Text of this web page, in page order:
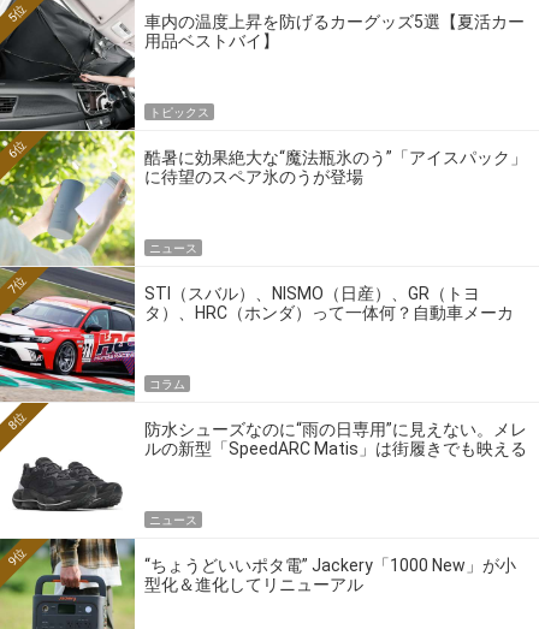
車内の温度上昇を防げるカーグッズ5選【夏活カー
用品ベストバイ】
5位
トピックス
酷暑に効果絶大な“魔法瓶氷のう”「アイスパック」
に待望のスペア氷のうが登場
6位
ニュース
STI（スバル）、NISMO（日産）、GR（トヨ
タ）、HRC（ホンダ）って一体何？自動車メーカ
7位
コラム
防水シューズなのに“雨の日専用”に見えない。メレ
ルの新型「SpeedARC Matis」は街履きでも映える
8位
ニュース
“ちょうどいいポタ電” Jackery「1000 New」が小
型化＆進化してリニューアル
9位